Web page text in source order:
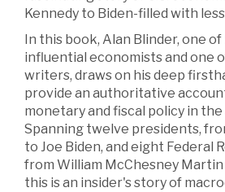
Kennedy to Biden-filled with
In this book, Alan Blinder, one
influential economists and one
writers, draws on his deep
provide an authoritative
monetary and fiscal policy in
Spanning twelve presidents,
to Joe Biden, and eight Federal
from William McChesney
this is an insider's story of